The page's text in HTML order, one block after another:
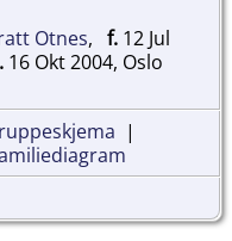
Otnes, f. 12 Jul
16 Okt 2004, Oslo
|